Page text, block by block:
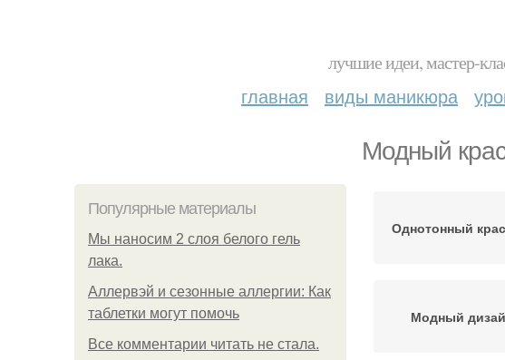
лучшие идеи, мастер-
главная виды маникюра
Модный
Популярные материалы
Мы наносим 2 слоя белого гель
лака.
Аллервэй и сезонные аллергии: Как
таблетки могут помочь
Все комментарии читать не стала.
Однотонный
Модный